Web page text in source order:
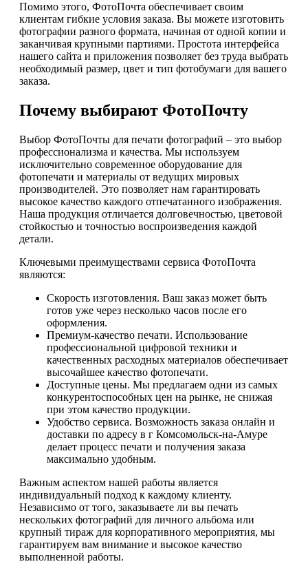
Помимо этого, ФотоПочта обеспечивает своим
клиентам гибкие условия заказа. Вы можете изготовить
фотографии разного формата, начиная от одной копии и
заканчивая крупными партиями. Простота интерфейса
нашего сайта и приложения позволяет без труда выбрать
необходимый размер, цвет и тип фотобумаги для вашего
заказа.
Почему выбирают ФотоПочту
Выбор ФотоПочты для печати фотографий – это выбор
профессионализма и качества. Мы используем
исключительно современное оборудование для
фотопечати и материалы от ведущих мировых
производителей. Это позволяет нам гарантировать
высокое качество каждого отпечатанного изображения.
Наша продукция отличается долговечностью, цветовой
стойкостью и точностью воспроизведения каждой
детали.
Ключевыми преимуществами сервиса ФотоПочта
являются:
Скорость изготовления. Ваш заказ может быть
готов уже через несколько часов после его
оформления.
Премиум-качество печати. Использование
профессиональной цифровой техники и
качественных расходных материалов обеспечивает
высочайшее качество фотопечати.
Доступные цены. Мы предлагаем одни из самых
конкурентоспособных цен на рынке, не снижая
при этом качество продукции.
Удобство сервиса. Возможность заказа онлайн и
доставки по адресу в г Комсомольск-на-Амуре
делает процесс печати и получения заказа
максимально удобным.
Важным аспектом нашей работы является
индивидуальный подход к каждому клиенту.
Независимо от того, заказываете ли вы печать
нескольких фотографий для личного альбома или
крупный тираж для корпоративного мероприятия, мы
гарантируем вам внимание и высокое качество
выполненной работы.